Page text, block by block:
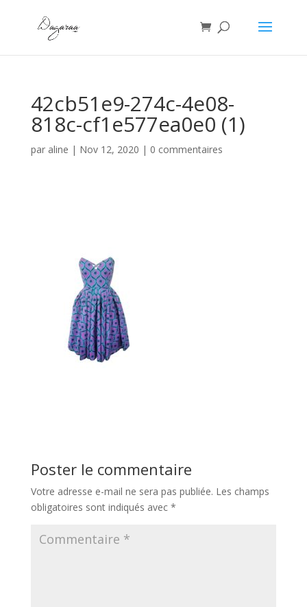
42cb51e9-274c-4e08-
818c-cf1e577ea0e0 (1)
par aline | Nov 12, 2020 | 0 commentaires
Poster le commentaire
Votre adresse e-mail ne sera pas publiée. Les champs
obligatoires sont indiqués avec *